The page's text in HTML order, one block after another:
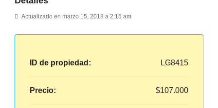
Actualizado en marzo 15, 2018 a 2:15 am
ID de propiedad: LG8415
Precio: $107.000